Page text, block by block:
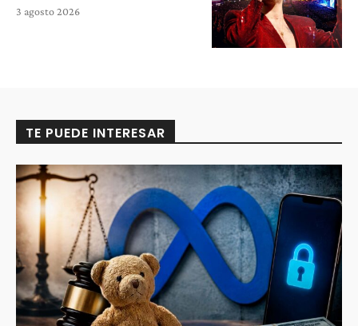
3 agosto 2026
TE PUEDE INTERESAR